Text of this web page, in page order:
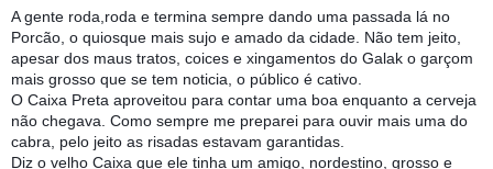
A gente roda,roda e termina sempre dando uma passada lá no
Porcão, o quiosque mais sujo e amado da cidade. Não tem jeito,
apesar dos maus tratos, coices e xingamentos do Galak o garçom
mais grosso que se tem noticia, o público é cativo.
O Caixa Preta aproveitou para contar uma boa enquanto a cerveja
não chegava. Como sempre me preparei para ouvir mais uma do
cabra, pelo jeito as risadas estavam garantidas.
Diz o velho Caixa que ele tinha um amigo, nordestino , grosso e